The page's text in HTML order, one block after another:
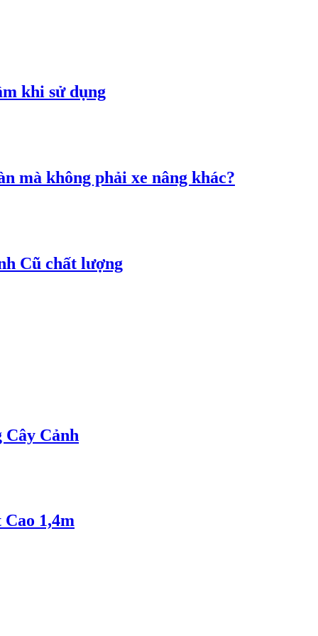
khi sử dụng
mà không phải xe nâng khác?
Cũ chất lượng
Cây Cảnh
1,4m